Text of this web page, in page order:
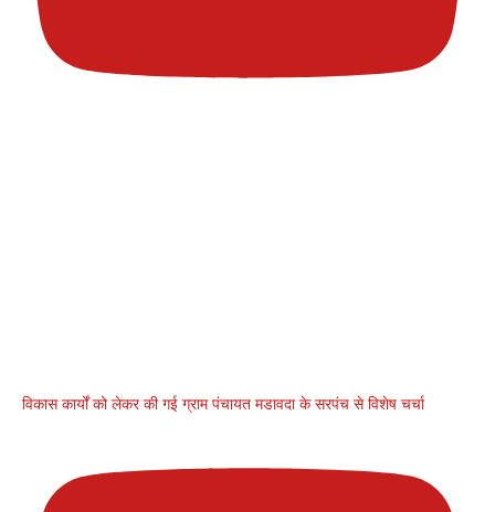
विकास कार्यों को लेकर की गई ग्राम पंचायत मडावदा के सरपंच से विशेष चर्चा